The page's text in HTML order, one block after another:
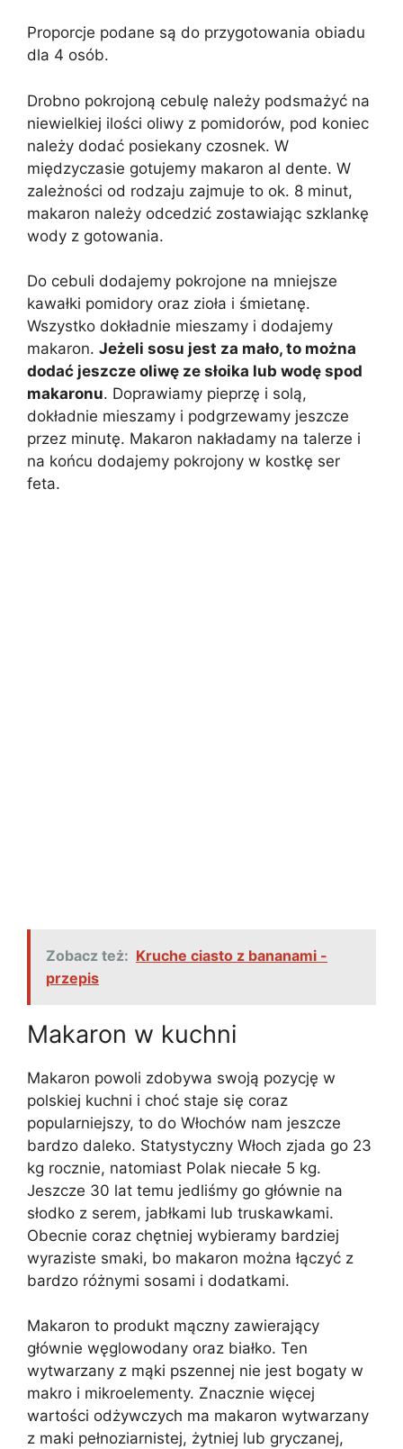
Proporcje podane są do przygotowania obiadu
dla 4 osób.
Drobno pokrojoną cebulę należy podsmażyć na
niewielkiej ilości oliwy z pomidorów, pod koniec
należy dodać posiekany czosnek. W
międzyczasie gotujemy makaron al dente. W
zależności od rodzaju zajmuje to ok. 8 minut,
makaron należy odcedzić zostawiając szklankę
wody z gotowania.
Do cebuli dodajemy pokrojone na mniejsze
kawałki pomidory oraz zioła i śmietanę.
Wszystko dokładnie mieszamy i dodajemy
makaron. Jeżeli sosu jest za mało, to można
dodać jeszcze oliwę ze słoika lub wodę spod
makaronu. Doprawiamy pieprzę i solą,
dokładnie mieszamy i podgrzewamy jeszcze
przez minutę. Makaron nakładamy na talerze i
na końcu dodajemy pokrojony w kostkę ser
feta.
Zobacz też: Kruche ciasto z bananami -
przepis
Makaron w kuchni
Makaron powoli zdobywa swoją pozycję w
polskiej kuchni i choć staje się coraz
popularniejszy, to do Włochów nam jeszcze
bardzo daleko. Statystyczny Włoch zjada go 23
kg rocznie, natomiast Polak niecałe 5 kg.
Jeszcze 30 lat temu jedliśmy go głównie na
słodko z serem, jabłkami lub truskawkami.
Obecnie coraz chętniej wybieramy bardziej
wyraziste smaki, bo makaron można łączyć z
bardzo różnymi sosami i dodatkami.
Makaron to produkt mączny zawierający
głównie węglowodany oraz białko. Ten
wytwarzany z mąki pszennej nie jest bogaty w
makro i mikroelementy. Znacznie więcej
wartości odżywczych ma makaron wytwarzany
z maki pełnoziarnistej, żytniej lub gryczanej,